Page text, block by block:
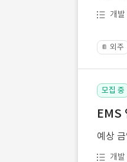
개발
📔 외주
모집 중
EMS
예상
개발